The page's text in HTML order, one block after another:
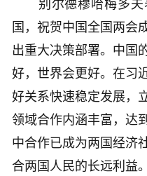
别尔德穆哈梅多夫
国，祝贺中国全国两会
出重大决策部署。中国
好，世界会更好。在习
好关系快速稳定发展，
领域合作内涵丰富，达
中合作已成为两国经济
合两国人民的长远利益